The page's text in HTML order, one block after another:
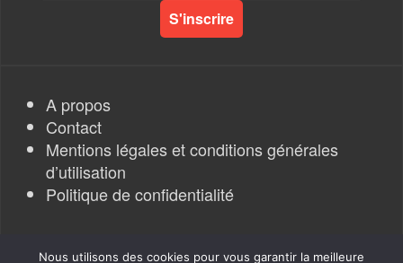
A propos
Contact
Mentions légales et conditions générales
d’utilisation
Politique de confidentialité
Nous utilisons des cookies pour vous garantir la meilleure